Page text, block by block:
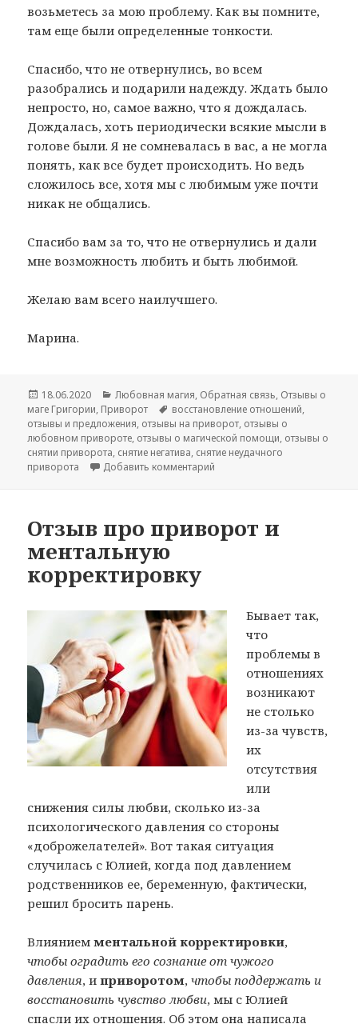
возьметесь за мою проблему. Как вы помните,
там еще были определенные тонкости.
Спасибо, что не отвернулись, во всем
разобрались и подарили надежду. Ждать было
непросто, но, самое важно, что я дождалась.
Дождалась, хоть периодически всякие мысли в
голове были. Я не сомневалась в вас, а не могла
понять, как все будет происходить. Но ведь
сложилось все, хотя мы с любимым уже почти
никак не общались.
Спасибо вам за то, что не отвернулись и дали
мне возможность любить и быть любимой.
Желаю вам всего наилучшего.
Марина.
Опубликовано
18.06.2020 Рубрики
Любовная магия, Обратная связь, Отзывы о
маге Григории, Приворот Метки
восстановление отношений,
отзывы и предложения, отзывы на приворот, отзывы о
любовном привороте, отзывы о магической помощи, отзывы о
снятии приворота, снятие негатива, снятие неудачного
приворота
Добавить комментарий
Отзыв про приворот и
ментальную
корректировку
Бывает так,
что
проблемы в
отношениях
возникают
не столько
из-за чувств,
их
отсутствия
или
снижения силы любви, сколько из-за
психологического давления со стороны
«доброжелателей». Вот такая ситуация
случилась с Юлией, когда под давлением
родственников ее, беременную, фактически,
решил бросить парень.
Влияниемментальной корректировки,
чтобы оградить его сознание от чужого
давления, иприворотом,чтобы поддержать и
восстановить чувство любви, мы с Юлией
спасли их отношения. Об этом она написала